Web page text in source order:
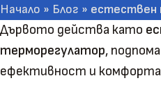
Начало » Блог » естествен
Дървото действа като
терморегулатор,
ефективност и комфорта